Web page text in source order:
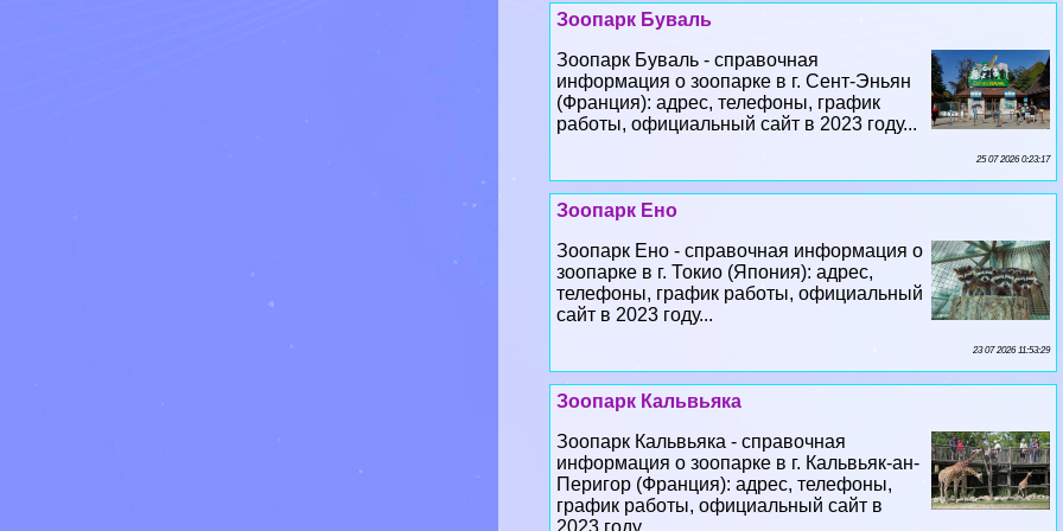
Зоопарк Буваль
Зоопарк Буваль - справочная
информация о зоопарке в г. Сент-Эньян
(Франция): адрес, телефоны, график
работы, официальный сайт в 2023 году...
25 07 2026 0:23:17
Зоопарк Ено
Зоопарк Ено - справочная информация о
зоопарке в г. Токио (Япония): адрес,
телефоны, график работы, официальный
сайт в 2023 году...
23 07 2026 11:53:29
Зоопарк Кальвьяка
Зоопарк Кальвьяка - справочная
информация о зоопарке в г. Кальвьяк-ан-
Перигор (Франция): адрес, телефоны,
график работы, официальный сайт в
2023 году...